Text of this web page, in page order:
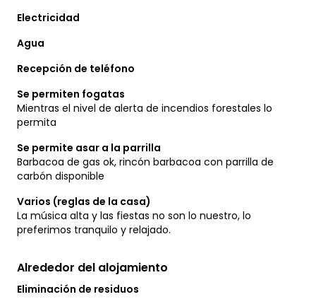
Electricidad
Agua
Recepción de teléfono
Se permiten fogatas
Mientras el nivel de alerta de incendios forestales lo
permita
Se permite asar a la parrilla
Barbacoa de gas ok, rincón barbacoa con parrilla de
carbón disponible
Varios (reglas de la casa)
La música alta y las fiestas no son lo nuestro, lo
preferimos tranquilo y relajado.
Alrededor del alojamiento
Eliminación de residuos